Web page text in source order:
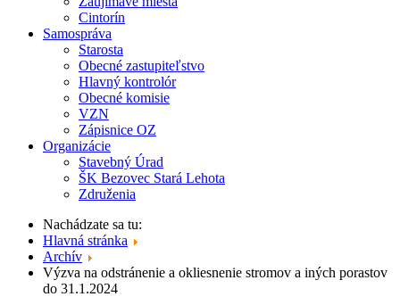
Cintorín
Samospráva
Starosta
Obecné zastupiteľstvo
Hlavný kontrolór
Obecné komisie
VZN
Zápisnice OZ
Organizácie
Stavebný Úrad
ŠK Bezovec Stará Lehota
Združenia
Nachádzate sa tu:
Hlavná stránka
Archív
Výzva na odstránenie a okliesnenie stromov a iných porastov
do 31.1.2024